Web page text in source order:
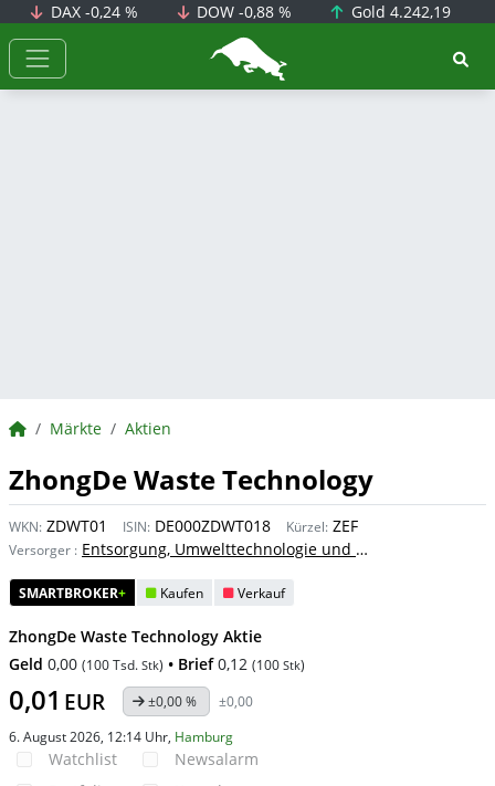
DAX -0,24 % DOW-0,88 % Gold 4.242,19
BörsenNEWS.de
BörsenNEWS.de
Märkte Aktien
ZhongDe Waste Technology
WKN: ZDWT01 ISIN: DE000ZDWT018 Kürzel: ZEF
Versorger : Entsorgung, Umwelttechnologie und -dienstleistung
SMARTBROKER+ Kaufen Verkauf
ZhongDe Waste Technology Aktie
Geld 0,00 (100 Tsd. Stk) • Brief 0,12 (100 Stk)
0,01 EUR ±0,00 %
±0,00
6. August 2026, 12:14 Uhr, Hamburg
Watchlist
Newsalarm